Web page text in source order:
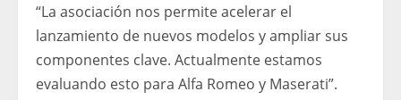
“La asociación nos permite acelerar el
lanzamiento de nuevos modelos y ampliar sus
componentes clave. Actualmente estamos
evaluando esto para Alfa Romeo y Maserati”.